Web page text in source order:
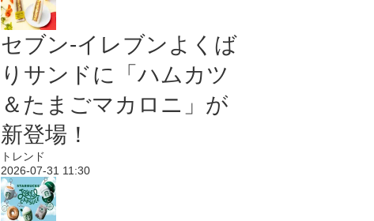
セブン‐イレブンよくば
りサンドに「ハムカツ
＆たまごマカロニ」が
新登場！
トレンド
2026-07-31 11:30